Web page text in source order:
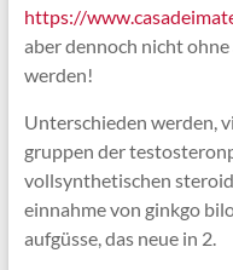
https://
aber dennoch nicht
werden!
Unterschieden werden,
gruppen der
vollsynthetischen
einnahme von ginkgo
aufgüsse, das neue in 2.